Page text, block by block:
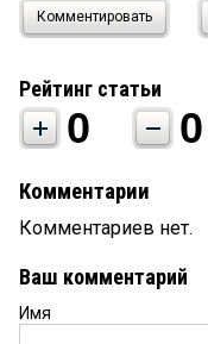
Комментировать
Рейтинг статьи
0 0
Комментарии
Комментариев нет.
Ваш комментарий
Имя